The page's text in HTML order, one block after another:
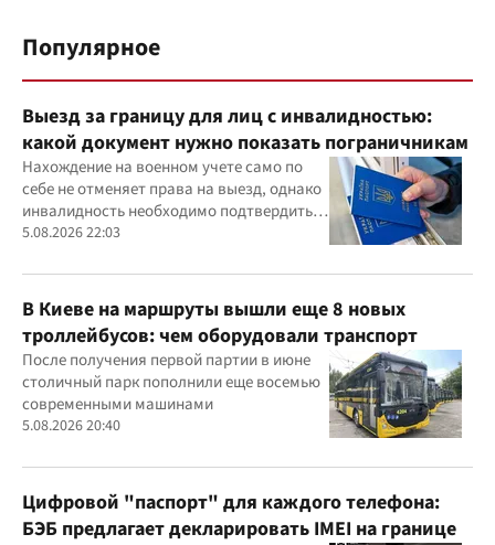
Популярное
Выезд за границу для лиц с инвалидностью:
какой документ нужно показать пограничникам
Нахождение на военном учете само по
себе не отменяет права на выезд, однако
инвалидность необходимо подтвердить
документально
5.08.2026 22:03
В Киеве на маршруты вышли еще 8 новых
троллейбусов: чем оборудовали транспорт
После получения первой партии в июне
столичный парк пополнили еще восемью
современными машинами
5.08.2026 20:40
Цифровой "паспорт" для каждого телефона:
БЭБ предлагает декларировать IMEI на границе